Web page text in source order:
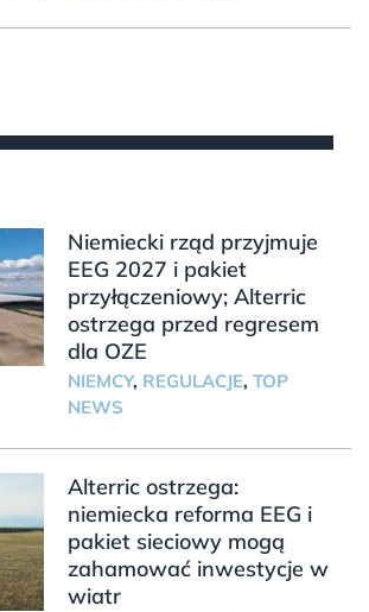
Niemiecki rząd przyjmuje
EEG 2027 i pakiet
przyłączeniowy; Alterric
ostrzega przed regresem
dla OZE
NIEMCY, REGULACJE, TOP
NEWS
Alterric ostrzega:
niemiecka reforma EEG i
pakiet sieciowy mogą
zahamować inwestycje w
wiatr